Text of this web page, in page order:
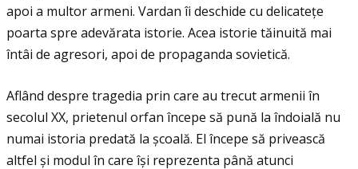
apoi a multor armeni. Vardan îi deschide cu delicateţe
poarta spre adevărata istorie. Acea istorie tăinuită mai
întâi de agresori, apoi de propaganda sovietică.
Aflând despre tragedia prin care au trecut armenii în
secolul XX, prietenul orfan începe să pună la îndoială nu
numai istoria predată la școală. El începe să privească
altfel și modul în care își reprezenta până atunci